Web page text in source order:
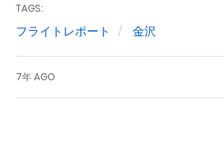
TAGS:
フライトレポート 金沢
7年 AGO